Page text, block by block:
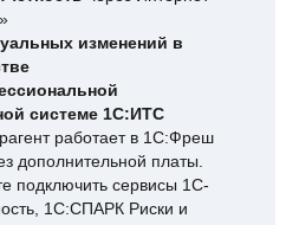
изменений в
системе 1С:ИТС
работает в 1С:Фреш
дополнительной платы.
подключить сервисы 1С-
1С:СПАРК Риски и